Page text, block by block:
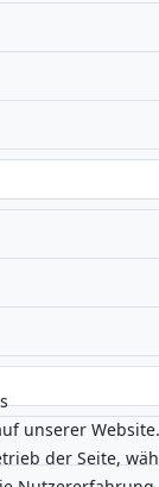
unserer
der Seite,